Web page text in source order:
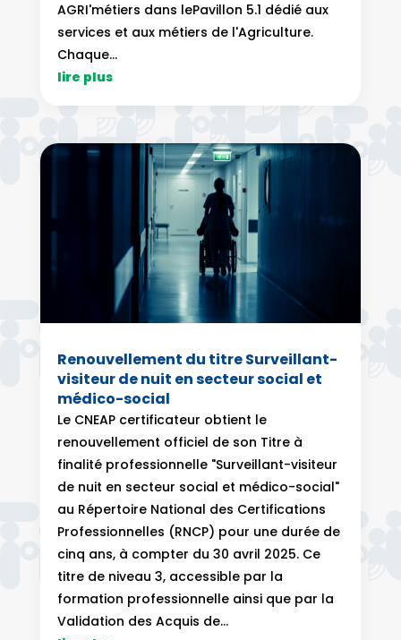
AGRI'métiers dans lePavillon 5.1 dédié aux
services et aux métiers de l'Agriculture.
Chaque...
lire plus
Renouvellement du titre Surveillant-
visiteur de nuit en secteur social et
médico-social
Le CNEAP certificateur obtient le
renouvellement officiel de son Titre à
finalité professionnelle "Surveillant-visiteur
de nuit en secteur social et médico-social"
au Répertoire National des Certifications
Professionnelles (RNCP) pour une durée de
cinq ans, à compter du 30 avril 2025. Ce
titre de niveau 3, accessible par la
formation professionnelle ainsi que par la
Validation des Acquis de...